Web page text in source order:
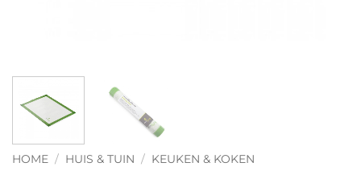
HOME / HUIS & TUIN / KEUKEN & KOKEN